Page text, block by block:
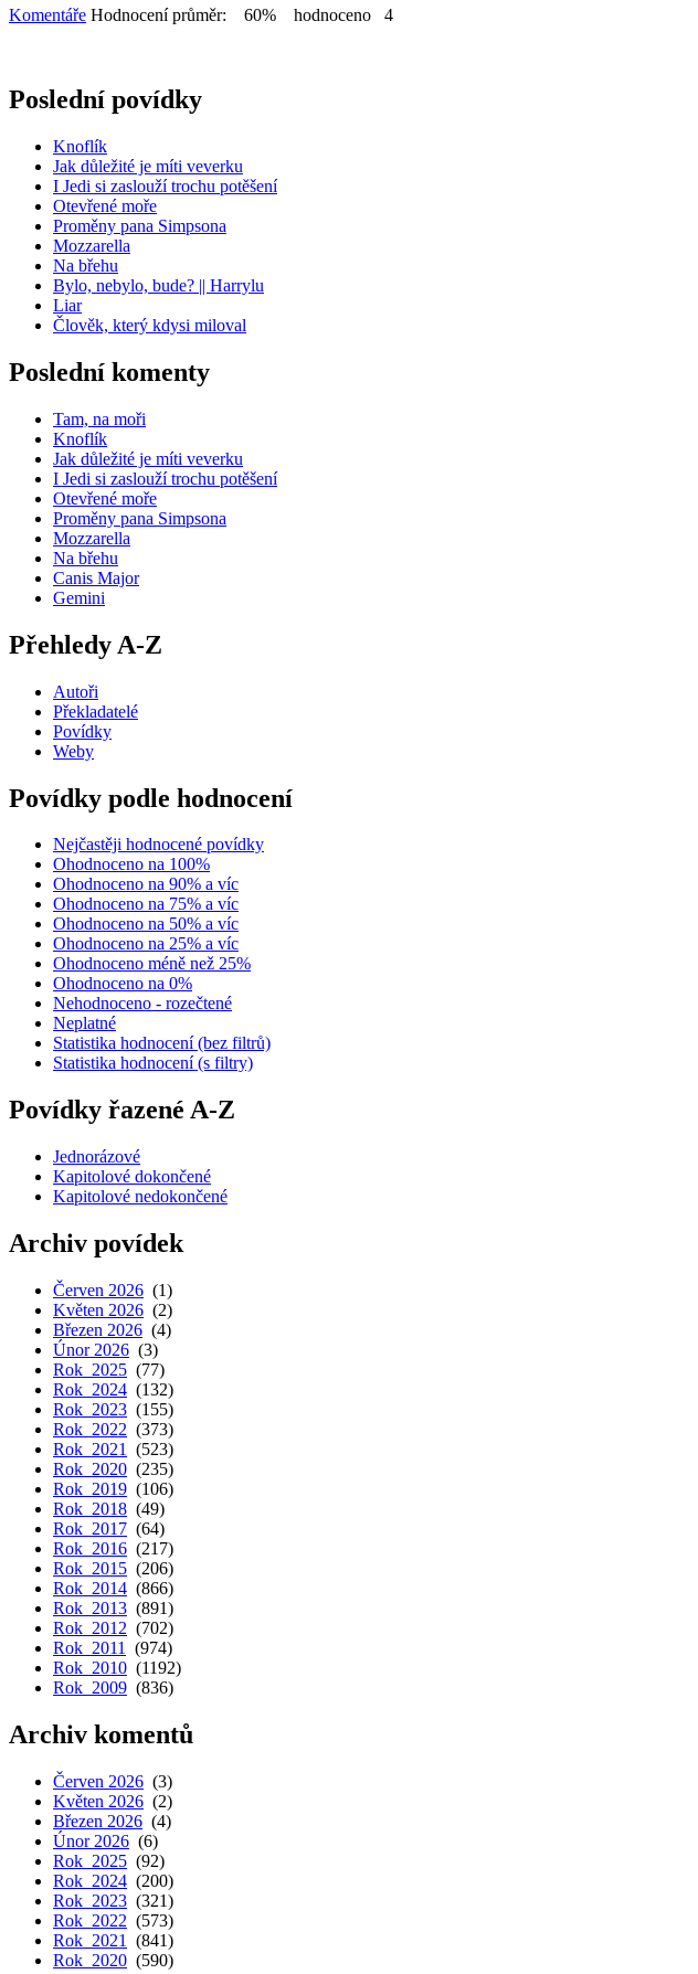
Komentáře Hodnocení průměr: 60% hodnoceno 4
Poslední povídky
Knoflík
Jak důležité je míti veverku
I Jedi si zaslouží trochu potěšení
Otevřené moře
Proměny pana Simpsona
Mozzarella
Na břehu
Bylo, nebylo, bude? || Harrylu
Liar
Člověk, který kdysi miloval
Poslední komenty
Tam, na moři
Knoflík
Jak důležité je míti veverku
I Jedi si zaslouží trochu potěšení
Otevřené moře
Proměny pana Simpsona
Mozzarella
Na břehu
Canis Major
Gemini
Přehledy A-Z
Autoři
Překladatelé
Povídky
Weby
Povídky podle hodnocení
Nejčastěji hodnocené povídky
Ohodnoceno na 100%
Ohodnoceno na 90% a víc
Ohodnoceno na 75% a víc
Ohodnoceno na 50% a víc
Ohodnoceno na 25% a víc
Ohodnoceno méně než 25%
Ohodnoceno na 0%
Nehodnoceno - rozečtené
Neplatné
Statistika hodnocení (bez filtrů)
Statistika hodnocení (s filtry)
Povídky řazené A-Z
Jednorázové
Kapitolové dokončené
Kapitolové nedokončené
Archiv povídek
Červen 2026 (1)
Květen 2026 (2)
Březen 2026 (4)
Únor 2026 (3)
Rok 2025 (77)
Rok 2024 (132)
Rok 2023 (155)
Rok 2022 (373)
Rok 2021
(523)
Rok 2020 (235)
Rok 2019 (106)
Rok 2018 (49)
Rok 2017 (64)
Rok 2016 (217)
Rok 2015 (206)
Rok 2014 (866)
Rok 2013 (891)
Rok 2012 (702)
Rok 2011
(974)
Rok 2010 (1192)
Rok 2009 (836)
Archiv komentů
Červen 2026 (3)
Květen 2026 (2)
Březen 2026 (4)
Únor 2026 (6)
Rok 2025 (92)
Rok 2024 (200)
Rok 2023 (321)
Rok 2022 (573)
Rok 2021
(841)
Rok 2020 (590)